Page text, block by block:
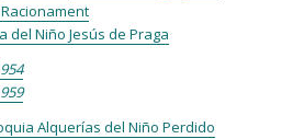
del Niño Jesús de Praga
Alquerías del Niño Perdido